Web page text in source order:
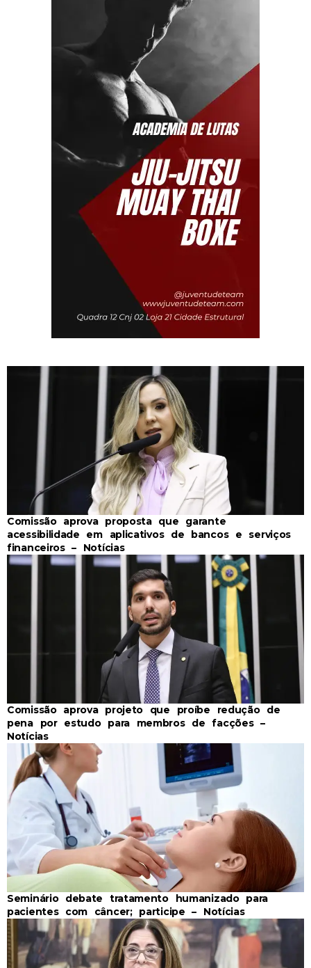
Comissão aprova proposta que garante
acessibilidade em aplicativos de bancos e serviços
financeiros – Notícias
Comissão aprova projeto que proíbe redução de
pena por estudo para membros de facções –
Notícias
Seminário debate tratamento humanizado para
pacientes com câncer; participe – Notícias